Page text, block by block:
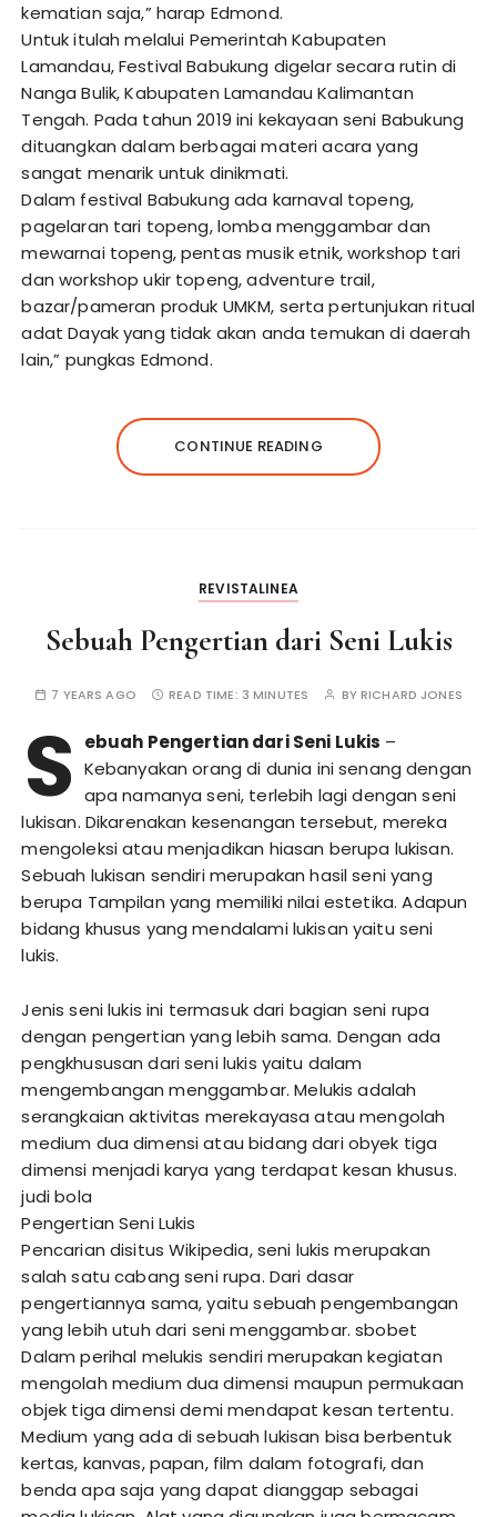
kematian saja,” harap Edmond.
Untuk itulah melalui Pemerintah Kabupaten
Lamandau, Festival Babukung digelar secara rutin di
Nanga Bulik, Kabupaten Lamandau Kalimantan
Tengah. Pada tahun 2019 ini kekayaan seni Babukung
dituangkan dalam berbagai materi acara yang
sangat menarik untuk dinikmati.
Dalam festival Babukung ada karnaval topeng,
pagelaran tari topeng, lomba menggambar dan
mewarnai topeng, pentas musik etnik, workshop tari
dan workshop ukir topeng, adventure trail,
bazar/pameran produk UMKM, serta pertunjukan ritual
adat Dayak yang tidak akan anda temukan di daerah
lain,” pungkas Edmond.
CONTINUE READING
REVISTALINEA
Sebuah Pengertian dari Seni Lukis
7 YEARS AGO READ TIME: 3 MINUTES BYRICHARD JONES
S ebuah Pengertian dari Seni Lukis –
Kebanyakan orang di dunia ini senang dengan
apa namanya seni, terlebih lagi dengan seni
lukisan. Dikarenakan kesenangan tersebut, mereka
mengoleksi atau menjadikan hiasan berupa lukisan.
Sebuah lukisan sendiri merupakan hasil seni yang
berupa Tampilan yang memiliki nilai estetika. Adapun
bidang khusus yang mendalami lukisan yaitu seni
lukis.
Jenis seni lukis ini termasuk dari bagian seni rupa
dengan pengertian yang lebih sama. Dengan ada
pengkhususan dari seni lukis yaitu dalam
mengembangan menggambar. Melukis adalah
serangkaian aktivitas merekayasa atau mengolah
medium dua dimensi atau bidang dari obyek tiga
dimensi menjadi karya yang terdapat kesan khusus.
judi bola
Pengertian Seni Lukis
Pencarian disitus Wikipedia, seni lukis merupakan
salah satu cabang seni rupa. Dari dasar
pengertiannya sama, yaitu sebuah pengembangan
yang lebih utuh dari seni menggambar.sbobet
Dalam perihal melukis sendiri merupakan kegiatan
mengolah medium dua dimensi maupun permukaan
objek tiga dimensi demi mendapat kesan tertentu.
Medium yang ada di sebuah lukisan bisa berbentuk
kertas, kanvas, papan, film dalam fotografi, dan
benda apa saja yang dapat dianggap sebagai